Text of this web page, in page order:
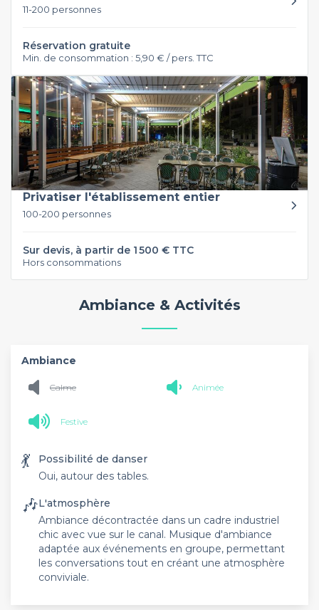
11-200 personnes
Réservation gratuite
Min. de consommation : 5,90 € / pers. TTC
Privatiser l'établissement entier
100-200 personnes
Sur devis, à partir de 1 500 € TTC
Hors consommations
Ambiance & Activités
Ambiance
Calme Animée
Festive
💃
Possibilité de danser
Oui, autour des tables.
🎶L'atmosphère
Ambiance décontractée dans un cadre industriel
chic avec vue sur le canal. Musique d'ambiance
adaptée aux événements en groupe, permettant
les conversations tout en créant une atmosphère
conviviale.